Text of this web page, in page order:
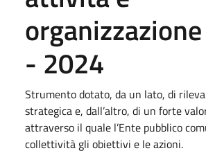
- 2024
Strumento dotato, da un lato, di
strategica e, dall’altro, di un forte
attraverso il quale l’Ente pubblico
collettività gli obiettivi e le azioni.